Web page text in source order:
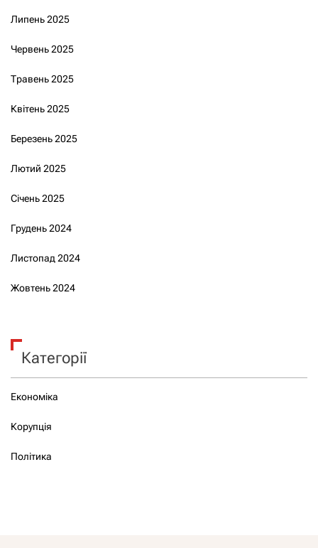
Липень 2025
Червень 2025
Травень 2025
Квітень 2025
Березень 2025
Лютий 2025
Січень 2025
Грудень 2024
Листопад 2024
Жовтень 2024
Категорії
Економіка
Корупція
Політика